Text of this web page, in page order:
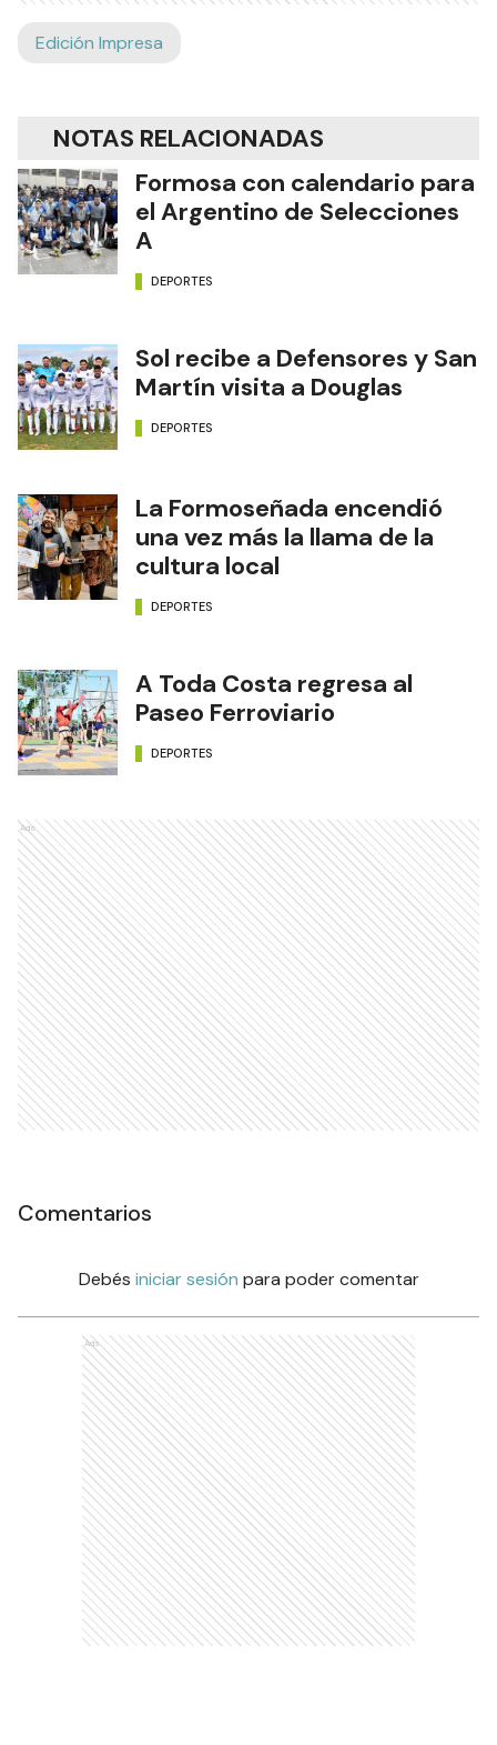
Edición Impresa
NOTAS RELACIONADAS
Formosa con calendario para
el Argentino de Selecciones
A
DEPORTES
Sol recibe a Defensores y San
Martín visita a Douglas
DEPORTES
La Formoseñada encendió
una vez más la llama de la
cultura local
DEPORTES
A Toda Costa regresa al
Paseo Ferroviario
DEPORTES
Ads
Comentarios
Debés iniciar sesión para poder comentar
Ads